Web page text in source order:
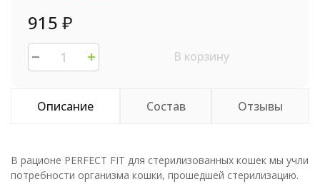
915 ₽
В корзину
Описание Состав Отзывы
В рационе PERFECT FIT для стерилизованных кошек мы учли
потребности организма кошки, прошедшей стерилизацию.